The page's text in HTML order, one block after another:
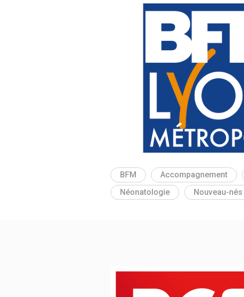
BFM Accompagnement
Néonatologie
Nouveau-nés